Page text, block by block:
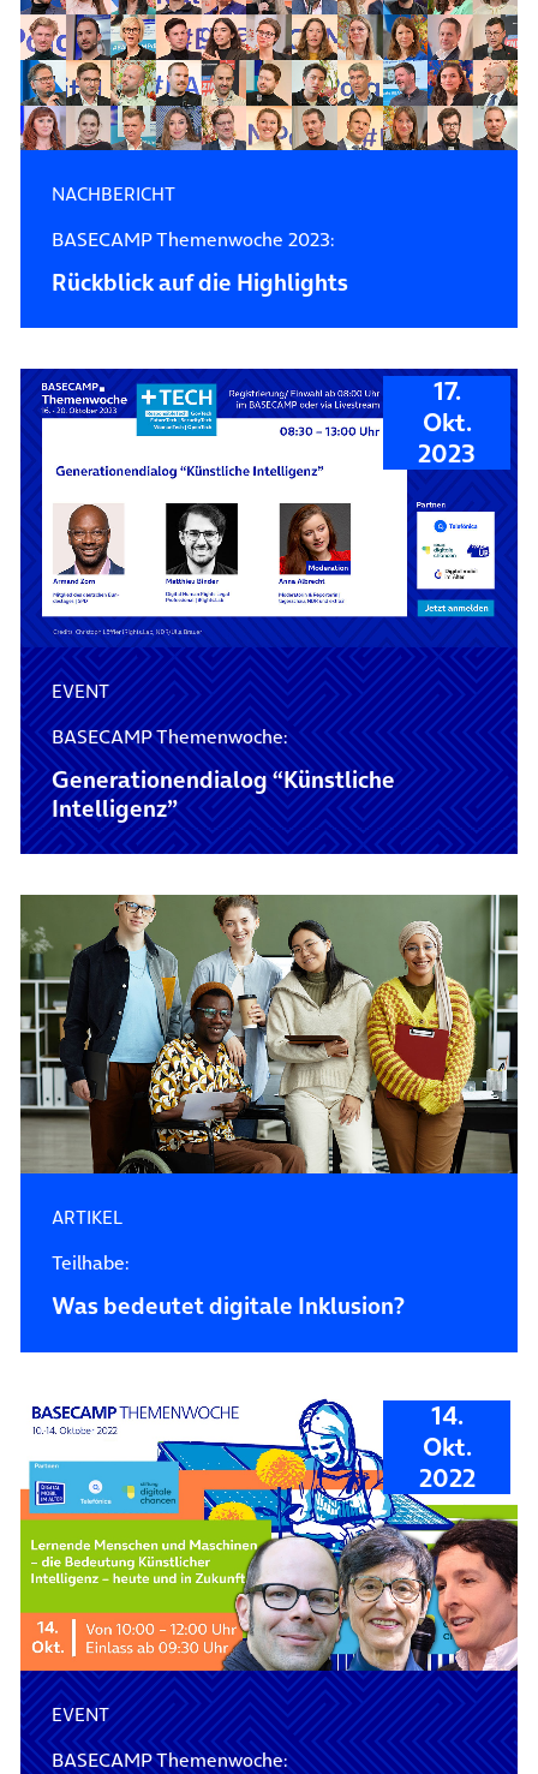
NACHBERICHT
BASECAMP Themenwoche 2023:
Rückblick auf die Highlights
17.
Okt.
2023
EVENT
BASECAMP Themenwoche:
Generationendialog “Künstliche
Intelligenz”
ARTIKEL
Teilhabe:
Was bedeutet digitale Inklusion?
14.
Okt.
2022
EVENT
BASECAMP Themenwoche: